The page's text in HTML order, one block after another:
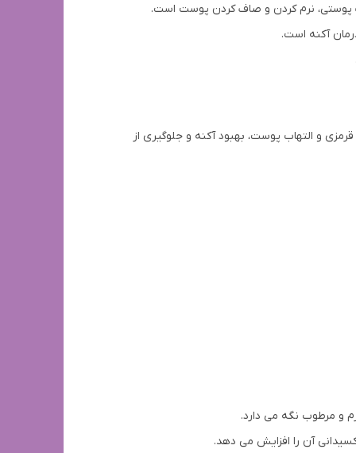
پوستی، نرم کردن و صاف کردن پوست است.
آکنه است.
و التهاب پوست، بهبود آکنه و جلوگیری از
و مرطوب نگه می دارد.
آن را افزایش می دهد.